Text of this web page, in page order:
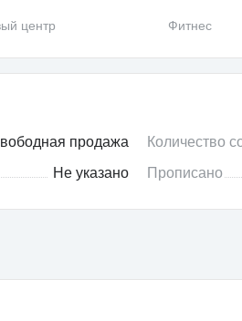
центр Фитнес
продажа
Не указано
Количество
Прописано